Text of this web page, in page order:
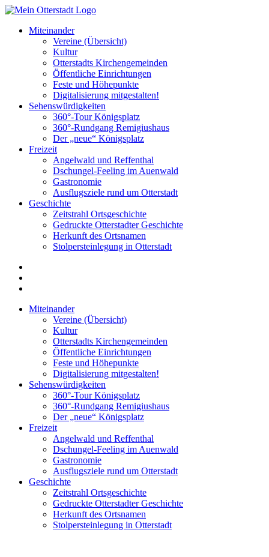
Miteinander
Vereine (Übersicht)
Kultur
Otterstadts Kirchengemeinden
Öffentliche Einrichtungen
Feste und Höhepunkte
Digitalisierung mitgestalten!
Sehenswürdigkeiten
360°-Tour Königsplatz
360°-Rundgang Remigiushaus
Der „neue“ Königsplatz
Freizeit
Angelwald und Reffenthal
Dschungel-Feeling im Auenwald
Gastronomie
Ausflugsziele rund um Otterstadt
Geschichte
Zeitstrahl Ortsgeschichte
Gedruckte Otterstadter Geschichte
Herkunft des Ortsnamen
Stolpersteinlegung in Otterstadt
Miteinander
Vereine (Übersicht)
Kultur
Otterstadts Kirchengemeinden
Öffentliche Einrichtungen
Feste und Höhepunkte
Digitalisierung mitgestalten!
Sehenswürdigkeiten
360°-Tour Königsplatz
360°-Rundgang Remigiushaus
Der „neue“ Königsplatz
Freizeit
Angelwald und Reffenthal
Dschungel-Feeling im Auenwald
Gastronomie
Ausflugsziele rund um Otterstadt
Geschichte
Zeitstrahl Ortsgeschichte
Gedruckte Otterstadter Geschichte
Herkunft des Ortsnamen
Stolpersteinlegung in Otterstadt